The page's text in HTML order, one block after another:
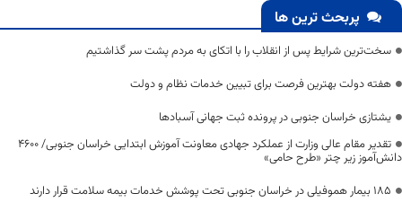
پربحث ترین ها
سخت‌ترین شرایط پس از انقلاب را با اتکای به مردم پشت سر گذاشتیم
هفته دولت بهترین فرصت برای تبیین خدمات نظام و دولت
یشتازی خراسان جنوبی در پرونده ثبت جهانی آسبادها
تقدیر مقام عالی وزارت از عملکرد جهادی معاونت آموزش ابتدایی خراسان جنوبی/ ۴۶۰۰
دانش‌آموز زیر چتر «طرح حامی»
۱۸۵ بیمار هموفیلی در خراسان جنوبی تحت پوشش خدمات بیمه سلامت قرار دارند